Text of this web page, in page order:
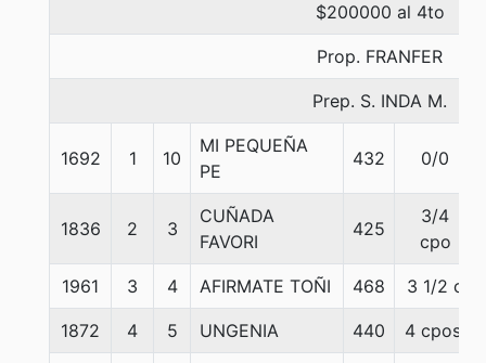
$200000 al 4to
Prop. FRANFER
Prep. S. INDA M.
1692 1 10
MI PEQUEÑA
PE
432 0/0
1836 2 3
CUÑADA
FAVORI
425
3/4
cpo
1961 3 4 AFIRMATE TOÑI 468 3 1/2 c
1872 4 5 UNGENIA 440 4 cpos.